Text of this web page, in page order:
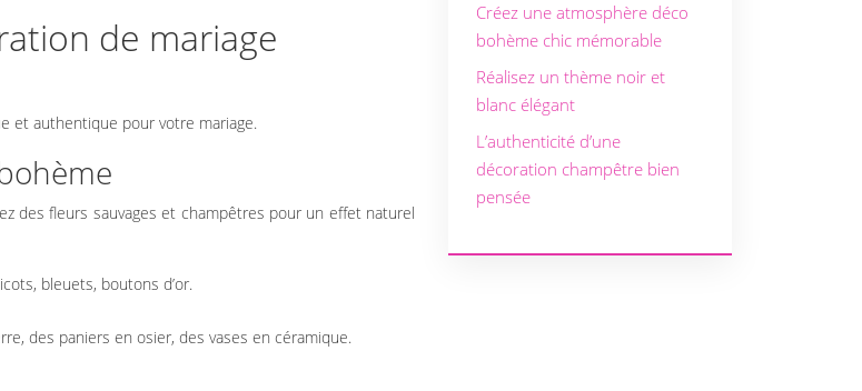
de mariage
et authentique pour votre mariage.
des fleurs sauvages et champêtres pour un effet naturel
bleuets, boutons d’or.
des paniers en osier, des vases en céramique.
Créez une atmosphère déco
bohème chic mémorable
Réalisez un thème noir et
blanc élégant
L’authenticité d’une
décoration champêtre bien
pensée